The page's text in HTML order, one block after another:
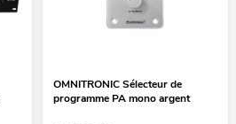
OMNITRONIC Sélecteur de
programme PA mono argent